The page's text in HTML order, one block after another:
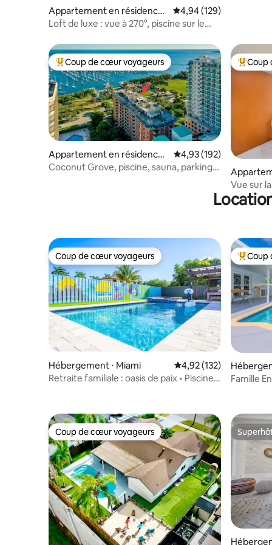
Appartement en résidence ⋅
Miami
Évaluation moyenne
4,94 (129)
Loft de luxe : vue à 270°, piscine sur le
Coups de cœur voyageurs les plus appréciés
Coup de cœur voyageurs
Appartement en résidence ⋅
Miami
Évaluation moyenne
4,93 (192)
Coconut Grove, piscine, sauna, parking
Coups
Coup
Miami
Vue sur
salle de
Coup de cœur voyageurs
Coup de cœur voyageurs
Hébergement ⋅ Miami Évaluation moyenne
4,92 (132)
Retraite familiale : oasis de paix • Piscine
Coups
Coup
Famille
Coup de cœur voyageurs
Coup de cœur voyageurs